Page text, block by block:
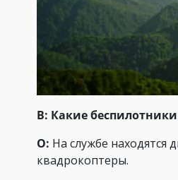
В: Какие
О: На службе находятся
квадрокоптеры.